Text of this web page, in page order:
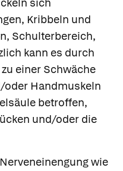
Kribbeln und
Schulterbereich,
kann es durch
einer Schwäche
oder Handmuskeln
betroffen,
und/oder die
wie